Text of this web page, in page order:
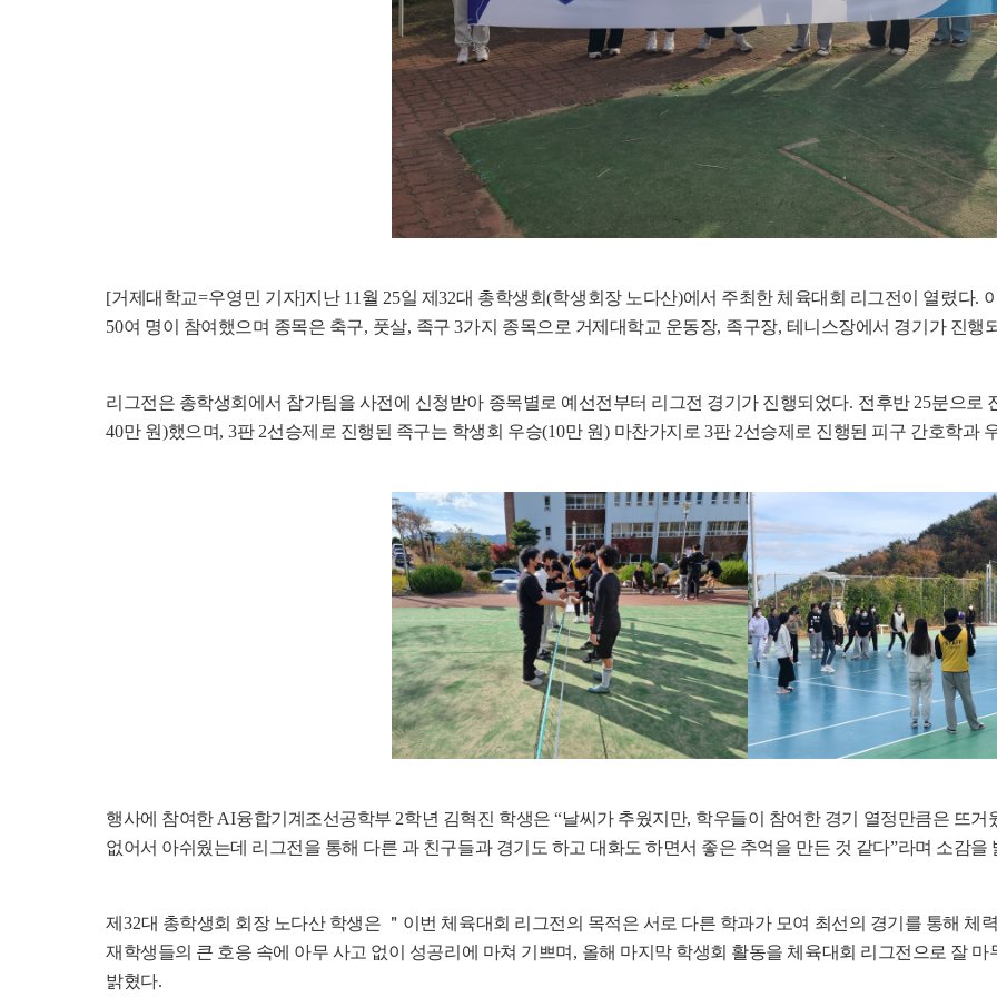
[거제대학교=우영민 기자]지난 11 월 25일 제32대 총학생회(학생회장 노다산)에서 주최한 체육대회 리그전이 열렸다.
50여 명이 참여했으며 종목은 축구, 풋살, 족구3가지 종목으로 거제대학교 운동장, 족구장, 테니스장에서 경기가 진행
리그전은 총학생회에서 참가팀을 사전에 신청받아 종목별로 예선전부터 리그전 경기가 진행되었다. 전후반 25분으로
40만 원)했으며, 3판 2선승제로 진행된 족구는 학생회 우승(10만 원) 마찬가지로 3판 2선승제로 진행된 피구 간호학과
행사에 참여한 AI융합기계조선공학부 2학년 김혁진 학생은“날씨가 추웠지만, 학우들이 참여한 경기 열정만큼은 뜨거
없어서 아쉬웠는데 리그전을 통해 다른 과 친구들과 경기도 하고 대화도 하면서 좋은 추억을 만든 것 같다”라며 소감을
제 32대 총학생회 회장 노다산 학생은 ＂ 이번 체육대회 리그전의 목적은 서로 다른 학과가 모여 최선의 경기를 통해 체
재학생들의 큰 호응 속에 아무 사고 없이 성공리에 마쳐 기쁘며 , 올해 마지막 학생회 활동을 체육대회 리그전으로 잘
밝혔다.